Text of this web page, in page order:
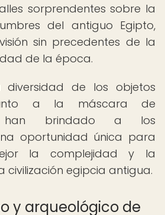
sorprendentes sobre la
del antiguo Egipto,
sin precedentes de la
de la época.
de los objetos
a la máscara de
han brindado a los
oportunidad única para
la complejidad y la
civilización egipcia antigua.
y arqueológico de